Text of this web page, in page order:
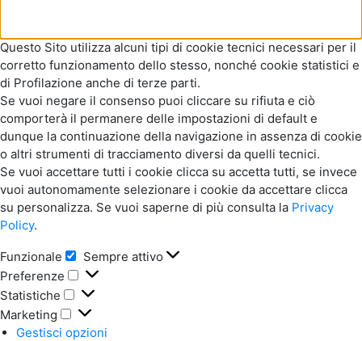
Questo Sito utilizza alcuni tipi di cookie tecnici necessari per il
corretto funzionamento dello stesso, nonché cookie statistici e
di Profilazione anche di terze parti.
Se vuoi negare il consenso puoi cliccare su rifiuta e ciò
comporterà il permanere delle impostazioni di default e
dunque la continuazione della navigazione in assenza di cookie
o altri strumenti di tracciamento diversi da quelli tecnici.
Se vuoi accettare tutti i cookie clicca su accetta tutti, se invece
vuoi autonomamente selezionare i cookie da accettare clicca
su personalizza. Se vuoi saperne di più consulta la Privacy
Policy.
Funzionale Funzionale
Sempre attivo
Preferenze
Preferenze
Statistiche
Statistiche
Marketing
Marketing
Gestisci opzioni